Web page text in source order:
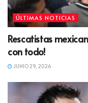
ÚLTIMAS NOTICIAS
Rescatistas
con todo!
JUNIO 29, 2026